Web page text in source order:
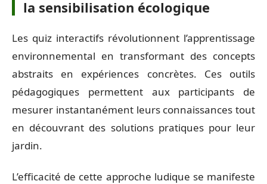
la sensibilisation écologique
Les quiz interactifs révolutionnent l’apprentissage
environnemental en transformant des concepts
abstraits en expériences concrètes. Ces outils
pédagogiques permettent aux participants de
mesurer instantanément leurs connaissances tout
en découvrant des solutions pratiques pour leur
jardin.
L’efficacité de cette approche ludique se manifeste